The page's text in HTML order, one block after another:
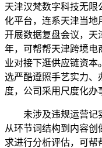
天津汉梵数字科技无
化平台，连系天津当地
开展数据复盘会议，天
年，可帮帮天津跨境电
业对接下逛供应链资
选严酷遵照手艺实力、
度，公司采用尺度化办
未涉及违规运营记实
从环节词结构到内容
求进行分析评估，可帮